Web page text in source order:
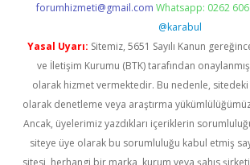
forumhizmeti@gmail.com Whatsapp: 0262
@karabul
Yasal Uyarı: Sitemiz, 5651 Sayılı Kanun
ve İletişim Kurumu (BTK) tarafından onaylanmış
olarak hizmet vermektedir. Bu nedenle,
olarak denetleme veya araştırma
Ancak, üyelerimiz yazdıkları içeriklerin
siteye üye olarak bu sorumluluğu kabul etmiş
sitesi, herhangi bir marka, kurum veya şahıs